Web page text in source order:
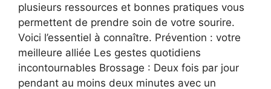
plusieurs ressources et bonnes pratiques vous
permettent de prendre soin de votre sourire.
Voici l’essentiel à connaître. Prévention : votre
meilleure alliée Les gestes quotidiens
incontournables Brossage : Deux fois par jour
pendant au moins deux minutes avec un